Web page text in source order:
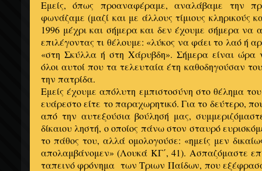
Εμείς, όπως προαναφέραμε, αναλάβαμε την
φωνάζαμε (μαζί και με άλλους τίμιους κληρικούς
1996 μέχρι και σήμερα και δεν έχουμε σήμερα να
επιλέγοντας τι θέλουμε: «λύκος να φάει το λαό ή
«στη Σκύλλα ή στη Χάρυβδη». Σήμερα είναι ώρα
όλοι αυτοί που τα τελευταία έτη καθοδηγούσαν
την πατρίδα.
Εμείς έχουμε απόλυτη εμπιστοσύνη στο θέλημα
ευάρεστο είτε το παραχωρητικό. Για το δεύτερο,
από την αυτεξούσια βούλησή μας,
δίκαιου ληστή, ο οποίος πάνω στον σταυρό
το πάθος του, αλλά ομολογούσε: «ημείς μεν
απολαμβάνομεν» (Λουκά ΚΓ΄, 41). Ασπαζόμαστε
ταπεινό φρόνημα των Τριων Παίδων, που